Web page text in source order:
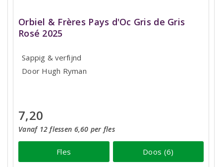
Orbiel & Frères Pays d'Oc Gris de Gris
Rosé 2025
Sappig & verfijnd
Door Hugh Ryman
7,20
Vanaf 12 flessen 6,60 per fles
Fles Doos (6)